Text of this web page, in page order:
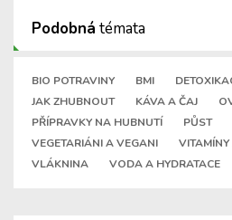
Podobná témata
BIO POTRAVINY BMI
JAK ZHUBNOUT
KÁVA A ČAJ
PŘÍPRAVKY NA HUBNUTÍ
PŮST
VEGETARIÁNI A VEGANI
VLÁKNINA
VODA A HYDRATACE